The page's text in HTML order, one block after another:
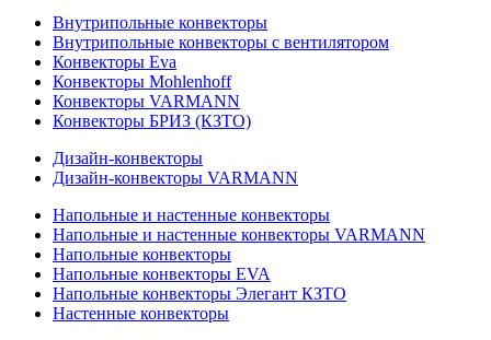
Внутрипольные конвекторы
Внутрипольные конвекторы с вентилятором
Конвекторы Eva
Конвекторы Mohlenhoff
Конвекторы VARMANN
Конвекторы БРИЗ (КЗТО)
Дизайн-конвекторы
Дизайн-конвекторы VARMANN
Напольные и настенные конвекторы
Напольные и настенные конвекторы VARMANN
Напольные конвекторы
Напольные конвекторы EVA
Напольные конвекторы Элегант КЗТО
Настенные конвекторы